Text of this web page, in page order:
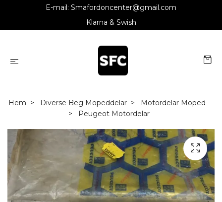
E-mail: Smafordoncenter@gmail.com
Klarna & Swish
Hem Diverse Beg Mopeddelar
Motordelar Moped
Peugeot Motordelar